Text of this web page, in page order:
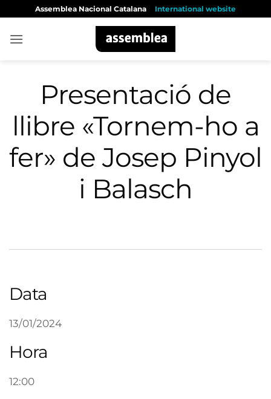
content
Assemblea Nacional Catalana International website
Presentació de
llibre «Tornem-ho a
fer» de Josep Pinyol
i Balasch
Data
13/01/2024
Hora
12:00